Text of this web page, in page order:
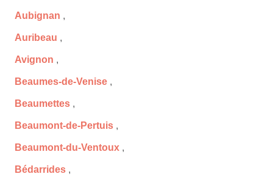
Aubignan ,
Auribeau ,
Avignon ,
Beaumes-de-Venise ,
Beaumettes ,
Beaumont-de-Pertuis ,
Beaumont-du-Ventoux ,
Bédarrides ,